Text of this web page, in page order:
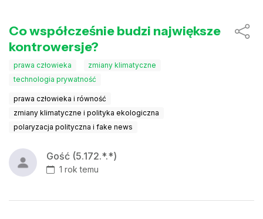
Co współcześnie budzi największe
kontrowersje?
prawa człowieka
zmiany klimatyczne
technologia prywatność
prawa człowieka i równość
zmiany klimatyczne i polityka ekologiczna
polaryzacja polityczna i fake news
Gość (5.172.*.*)
1 rok temu